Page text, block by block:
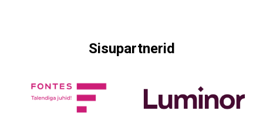
Sisupartnerid